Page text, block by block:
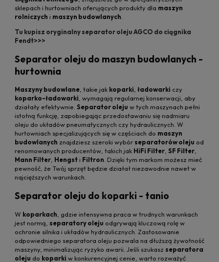
sklepach i hurtowniach oferujących produkty dla maszyn
rolniczych i maszyn budowlanych
Tu kupisz oryginalny separator oleju AGCO do ciągnika
Fendt>>>
Separator oleju do maszyn budowlanych -
hurtownia
Maszyny budowlane, takie jak koparki, ładowarki czy
koparko-ładowarki, wymagają regularnej konserwacji, aby
działały efektywnie. Separator oleju w tych maszynach pełni
istotną funkcję, zapobiegając przedostawaniu się nadmiaru
oleju do układów pneumatycznych czy hydraulicznych. W
hurtowniach specjalizujących się w częściach do maszyn
budowlanych znajdziesz szeroki wybórseparatorów oleju od
renomowanych producentów, takich jak HiFi Filter, SF Filter,
Mann Filter, Hengst i Filtron. Dzięki tym markom możesz mieć
pewność, że Twój sprzęt będzie działał niezawodnie nawet w
najcięższych warunkach.
Separator oleju do koparki - tanio
W koparkach , gdzie intensywna praca w trudnych warunkach
jest normą, separatory oleju odgrywają kluczową rolę w
ochronie silnika i układów hydraulicznych. Zastosowanie
odpowiedniego separatora oleju pozwala na dłuższą żywotność
maszyny, minimalizując ryzyko awarii. Jeśli szukasz separatora
oleju do koparki w konkurencyjnej cenie, warto rozważyć